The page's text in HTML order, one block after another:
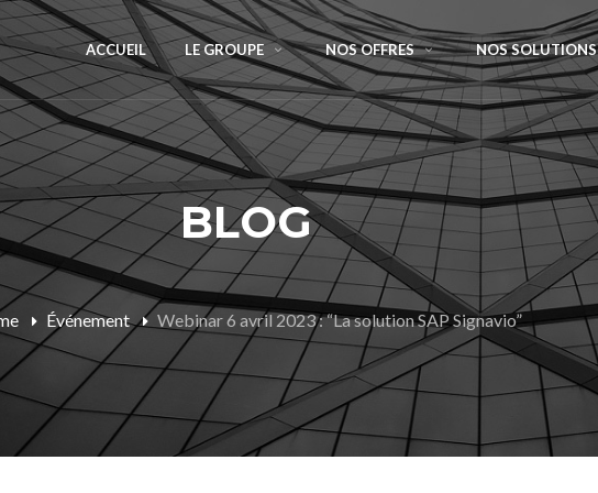
ACCUEIL LE GROUPE NOS OFFRES NOS SOLUTIONS
BLOG
Événement Webinar 6 avril 2023 : “La solution SAP Signavio”